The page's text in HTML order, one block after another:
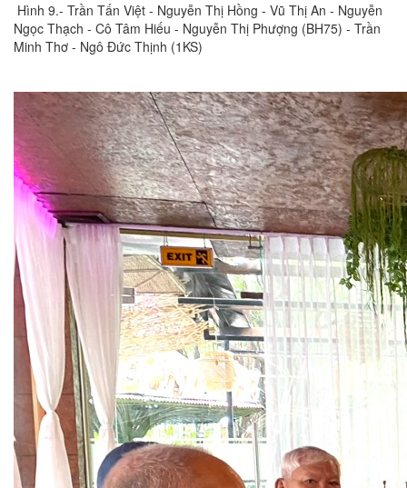
Hình 9.- Trần Tấn Việt - Nguyễn Thị Hồng - Vũ Thị An - Nguyễn
Ngọc Thạch - Cô Tâm Hiếu - Nguyễn Thị Phượng (BH75) - Trần
Minh Thơ - Ngô Đức Thịnh (1KS)